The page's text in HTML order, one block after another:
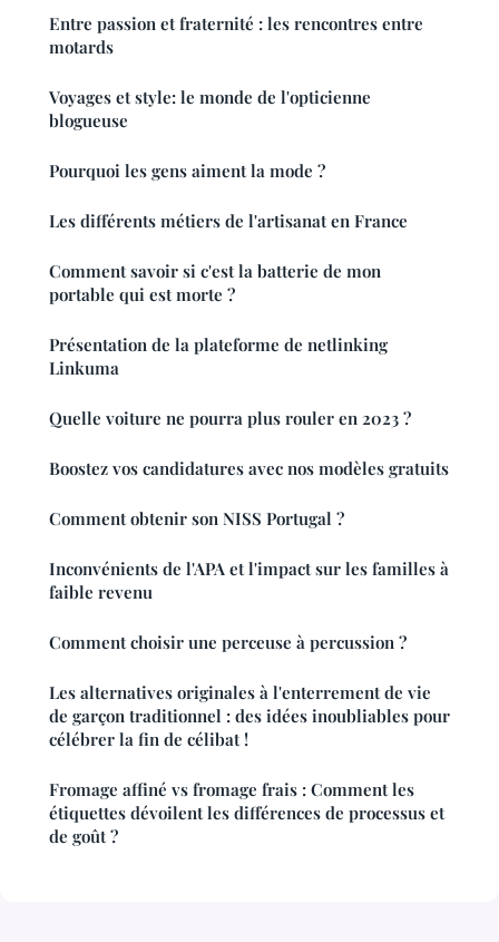
Entre passion et fraternité : les rencontres entre
motards
Voyages et style: le monde de l'opticienne
blogueuse
Pourquoi les gens aiment la mode ?
Les différents métiers de l'artisanat en France
Comment savoir si c'est la batterie de mon
portable qui est morte ?
Présentation de la plateforme de netlinking
Linkuma
Quelle voiture ne pourra plus rouler en 2023 ?
Boostez vos candidatures avec nos modèles gratuits
Comment obtenir son NISS Portugal ?
Inconvénients de l'APA et l'impact sur les familles à
faible revenu
Comment choisir une perceuse à percussion ?
Les alternatives originales à l'enterrement de vie
de garçon traditionnel : des idées inoubliables pour
célébrer la fin de célibat !
Fromage affiné vs fromage frais : Comment les
étiquettes dévoilent les différences de processus et
de goût ?